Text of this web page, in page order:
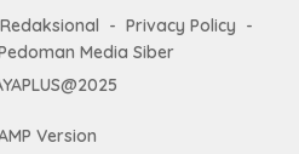
Redaksional
Privacy Policy
Media Siber
Version